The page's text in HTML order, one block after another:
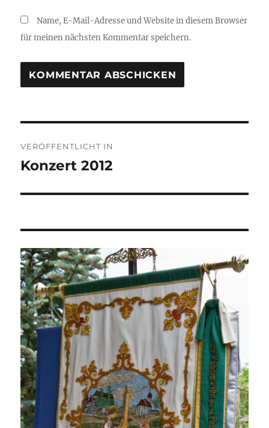
Name, E-Mail-Adresse und Website in diesem Browser
für meinen nächsten Kommentar speichern.
VERÖFFENTLICHT IN
Konzert 2012